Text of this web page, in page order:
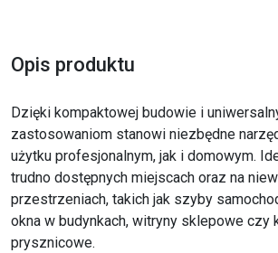
Opis produktu
Dzięki kompaktowej budowie i
zastosowaniom stanowi niezbędne
użytku profesjonalnym, jak i domowym.
trudno dostępnych miejscach oraz na
przestrzeniach, takich jak szyby
okna w budynkach, witryny sklepowe czy
prysznicowe.